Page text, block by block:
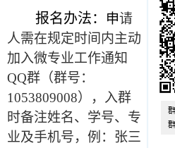
报名办法： 申请
人需在规定时间内主动
加入微专业工作通知
QQ群（群号：
1053809008），入群
时备注姓名、学号、专
业及手机号，例：张三